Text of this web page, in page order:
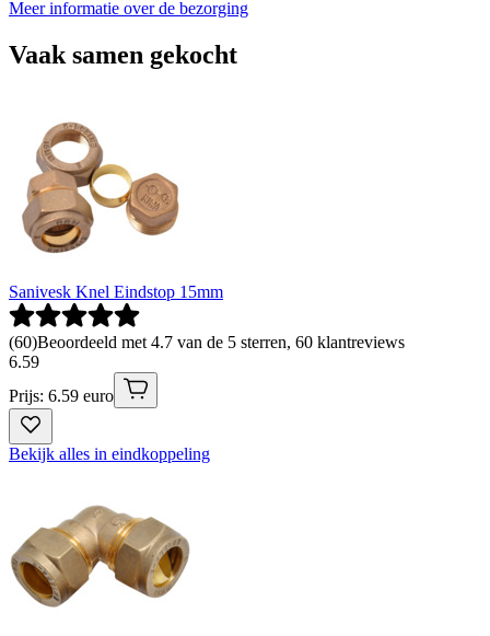
Meer informatie over de bezorging
Vaak samen gekocht
Sanivesk Knel Eindstop 15mm
(60)Beoordeeld met 4.7 van de 5 sterren, 60 klantreviews
6.59
Prijs: 6.59 euro
Bekijk alles in eindkoppeling